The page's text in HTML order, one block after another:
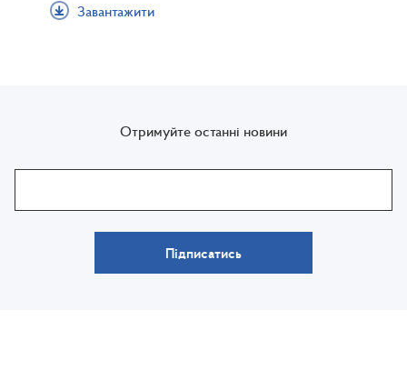
Завантажити
Отримуйте останні новини
Підписатись